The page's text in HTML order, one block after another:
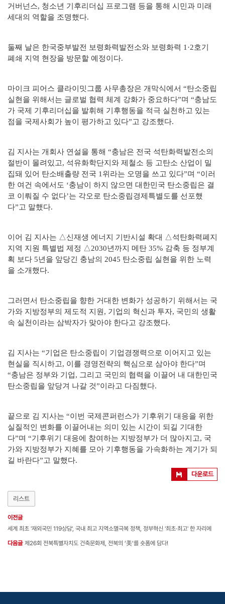
거버넌스, 청소년 기후리더십 프로그램 등을 통해 시민과 미래
세대의 역할을 조명했다.
둘째 날은 한국중부발전 보령화력발전소와 보령화력 1·2호기
폐쇄 지역 현장을 방문할 예정이다.
마이크 피어스 클라이밋그룹 사무총장은 개막식에서 “탄소중립
실현을 위해서는 글로벌 협력 체계 강화가 중요하다”며 “충남도
가 국제 기후리더십을 발휘해 기후행동을 적극 실천하고 있는
점을 국제사회가 높이 평가하고 있다”고 강조했다.
김 지사는 개회사 연설을 통해 “충남은 전국 석탄화력발전소의
절반이 몰려있고, 석유화학단지와 제철소 등 고탄소 산업이 밀
집돼 있어 탄소배출량 전국 1위라는 오명을 쓰고 있다”며 “이러
한 여건 속에서도 ‘충남이 하지 않으면 대한민국 탄소중립은 결
코 이뤄질 수 없다’는 각오로 탄소중립경제특별도를 선포했
다”고 말했다.
이어 김 지사는 △신재생 에너지 기반시설 확대 △석탄화력폐지
지역 지원 특별법 제정 △2030년까지 메탄 35% 감축 등 정부계
획 보다 5년을 앞당긴 충남의 2045 탄소중립 실현을 위한 노력
을 소개했다.
그러면서 탄소중립을 향한 거대한 변화가 성공하기 위해서는 국
가와 지방정부의 제도적 지원, 기업의 혁신과 투자, 국민의 생활
속 실천이라는 삼박자가 맞아야 한다고 강조했다.
김 지사는 “기업은 탄소중립이 기업경쟁력으로 이어지고 있는
현실을 직시하고, 이를 경영전략의 핵심으로 삼아야 한다”며
“충남은 정부와 기업, 그리고 국민의 협력을 이끌어 내 대한민국
탄소중립을 앞당겨 나갈 것”이라고 다짐했다.
끝으로 김 지사는 “이번 국제콘퍼런스가 기후위기 대응을 위한
실질적인 변화를 이끌어내는 의미 있는 시간이 되길 기대한
다”며 “기후위기 대응에 참여하는 지방정부가 더 많아지고, 국
가와 지방정부가 지혜를 모아 기후행동을 가속화하는 계기가 되
길 바란다”고 말했다.
다운로드
리스트
이전글
세계 최초 '재외국민 119상담', 국내 최고 지역소멸극복 정책, 정부혁신 '최초·최고' 한 자리에
다음글 제26회 전북특별자치도 건축문화제, 전북의 ‘美’를 숏폼에 담다!